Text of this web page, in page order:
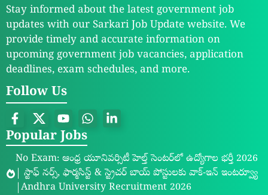
Stay informed about the latest government job
updates with our Sarkari Job Update website. We
provide timely and accurate information on
upcoming government job vacancies, application
deadlines, exam schedules, and more.
Follow Us
Popular Jobs
No Exam: ఆంధ్ర యూనివర్సిటీ హెల్త్ సెంటర్‌లో ఉద్యోగాల భర్తీ 2026
| స్టాఫ్ నర్స్, ఫార్మసిస్ట్ & స్ట్రెచర్ బాయ్ పోస్టులకు వాక్-ఇన్ ఇంటర్వ్యూ
|Andhra University Recruitment 2026